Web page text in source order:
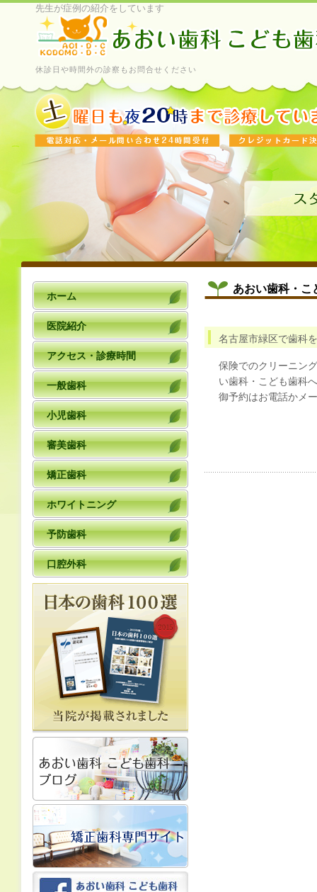
先生が症例の紹介をしています
休診日や時間外の診察もお問合せください
あおい歯科・こ
名古屋市緑区で歯科
保険でのクリーニン
い歯科・こども歯科へ
御予約はお電話かメ
ホーム
医院紹介
アクセス・診療時間
一般歯科
小児歯科
審美歯科
矯正歯科
ホワイトニング
予防歯科
口腔外科